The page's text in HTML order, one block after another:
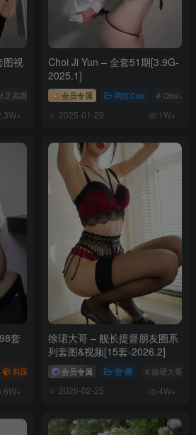
图视
足高跟 # 白龙猫女
Choi Ji Yun – 全套51期[3.9G-
2025.1]
会员专属 网红Cos # Choi Ji
2025-01-29 1W+
套
韩国（korea） # ARTGRAVIA
徐珺大哥 – 舰长提督朋友圈系
列套图&视频[15套-2026.2]
会员专属 密⋅圈 # 徐珺大哥
2026-02-25 4W+